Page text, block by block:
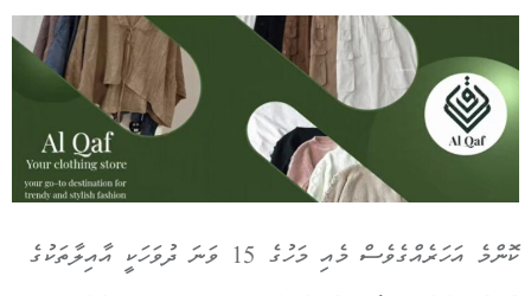
ކޮންމެ އަހަރެއްގެވެސް މެއި މަހުގެ 15 ވަނަ ދުވަހަކީ
އާއިލާތަކުގެ